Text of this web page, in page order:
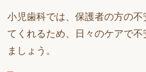
小児歯科では、保護者の方の
てくれるため、日々のケアで
ましょう。